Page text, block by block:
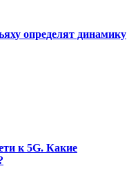
определят динамику
к 5G. Какие